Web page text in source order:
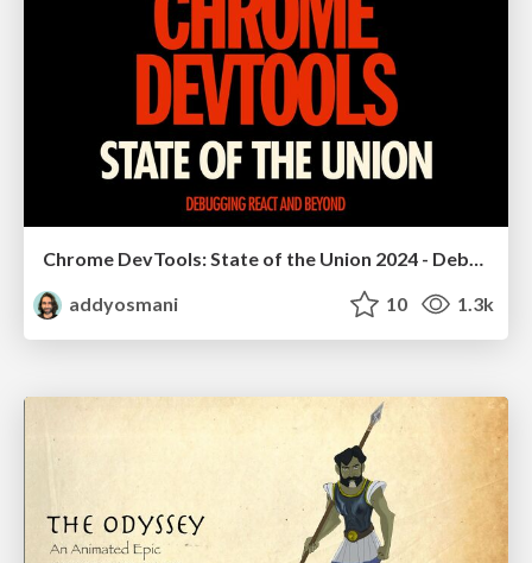
Chrome DevTools: State of the Union 2024 - Debugging React & Beyond
addyosmani
10 1.3k